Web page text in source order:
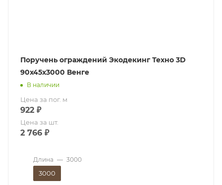
Поручень ограждений Экодекинг Техно 3D
90x45х3000 Венге
В наличии
Цена за пог. м
922 ₽
Цена за шт.
2 766 ₽
Длина — 3000
3000